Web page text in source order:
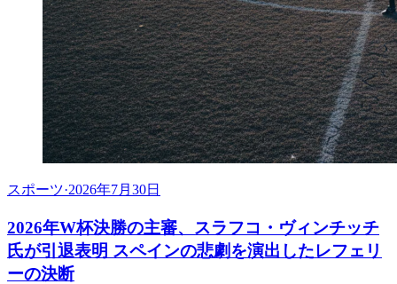
スポーツ·2026年7月30日
2026年W杯決勝の主審、スラフコ・ヴィンチッチ
氏が引退表明 スペインの悲劇を演出したレフェリ
ーの決断